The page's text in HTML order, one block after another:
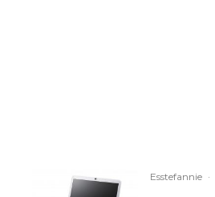
Esstefannie ·